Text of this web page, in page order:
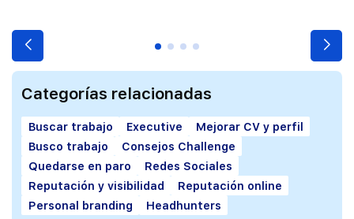
Categorías relacionadas
Buscar trabajo Executive
Mejorar CV y perfil
Busco trabajo
Consejos Challenge
Quedarse en paro
Redes Sociales
Reputación y visibilidad
Reputación online
Personal branding
Headhunters